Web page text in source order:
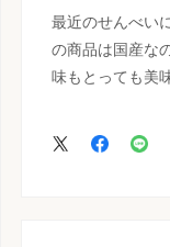
最近のせんべい
の商品は国産な
味もとっても美